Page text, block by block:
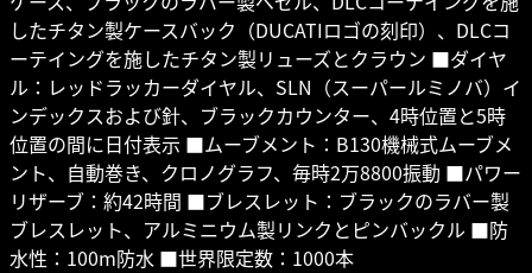
したチタン製ケースバック（DUCATIロゴの刻印）、DLCコ
ーテイングを施したチタン製リューズとクラウン ■ダイヤ
ル：レッドラッカーダイヤル、SLN（スーパールミノバ）イ
ンデックスおよび針、ブラックカウンター、4時位置と5時
位置の間に日付表示 ■ムーブメント：B130機械式ムーブメ
ント、自動巻き、クロノグラフ、毎時2万8800振動 ■パワー
リザーブ：約42時間 ■ブレスレット：ブラックのラバー製
ブレスレット、アルミニウム製リンクとピンバックル ■防
水性：100m防水 ■世界限定数：1000本